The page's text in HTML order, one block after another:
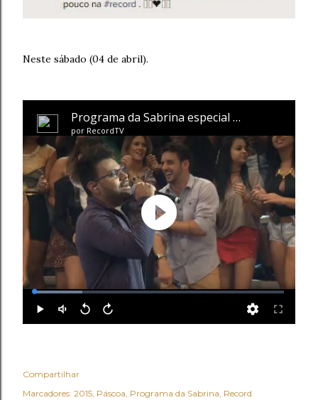
Neste sábado (04 de abril).
Compartilhar
Marcadores: 2015 Páscoa Programa da Sabrina Record